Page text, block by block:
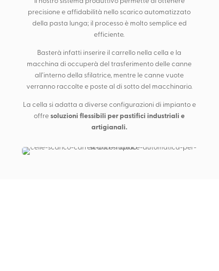
precisione e affidabilità nello scarico automatizzato
della pasta lunga; il processo è molto semplice ed
efficiente.
Basterà infatti inserire il carrello nella cella e la
macchina di occuperà del trasferimento delle canne
all’interno della sfilatrice, mentre le canne vuote
verranno raccolte e poste al di sotto del macchinario.
La cella si adatta a diverse configurazioni di impianto e
offresoluzioni flessibili per pastifici industriali e
artigianali.